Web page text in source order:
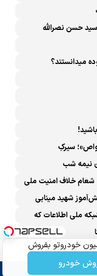
خودروتو بفروش
خودرو
حسن نصرالله
میدانستند؟
سیرکِ
نیمه شب
شعام خلاف امنیت ملی
شهید مینابی
ملی اطلاعات که